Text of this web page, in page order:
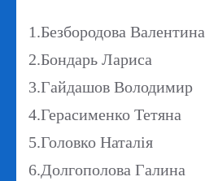
1.Безбородова Валентина
2.Бондарь Лариса
3.Гайдашов Володимир
4.Герасименко Тетяна
5.Головко Наталія
6.Долгополова Галина